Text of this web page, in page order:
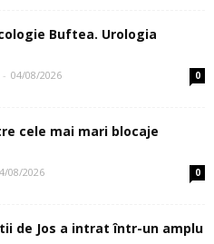
Buftea. Urologia
- 04/08/2026 0
cele mai mari blocaje
08/2026 0
de Jos a intrat într-un amplu